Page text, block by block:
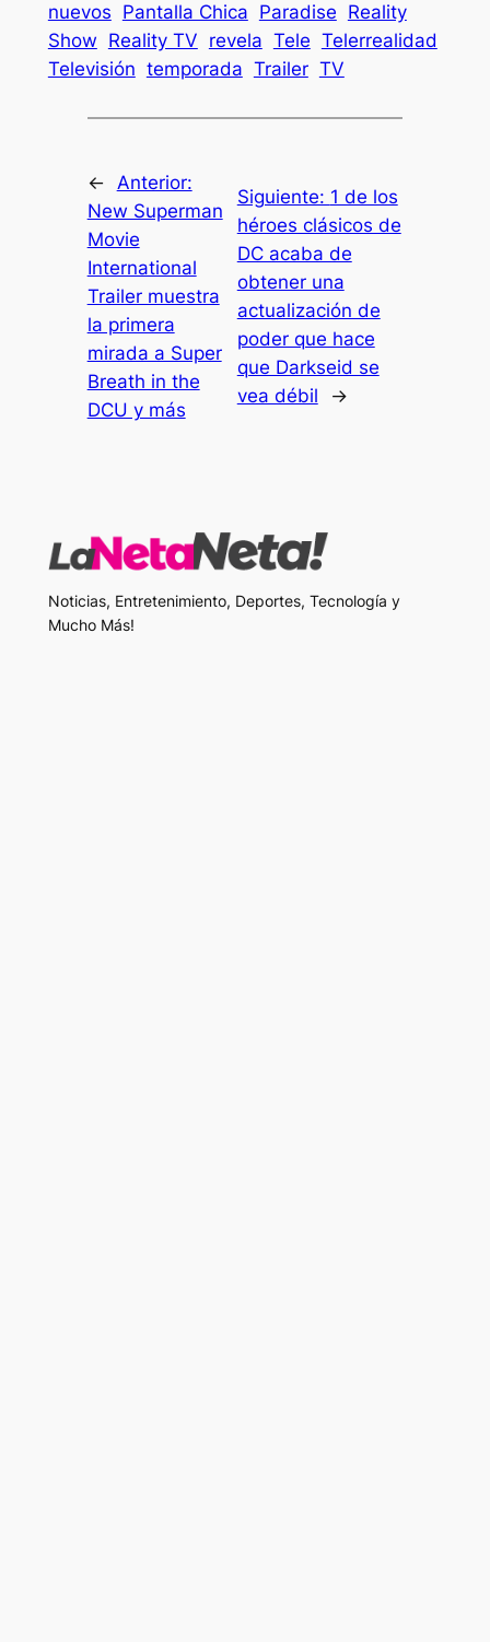
nuevos Pantalla Chica Paradise Reality
Show Reality TV revela Tele Telerrealidad
Televisión temporada Trailer TV
←
Anterior:
New Superman
Movie
International
Trailer muestra
la primera
mirada a Super
Breath in the
DCU y más
Siguiente: 1 de los
héroes clásicos de
DC acaba de
obtener una
actualización de
poder que hace
que Darkseid se
vea débil
→
Noticias, Entretenimiento, Deportes, Tecnología y
Mucho Más!